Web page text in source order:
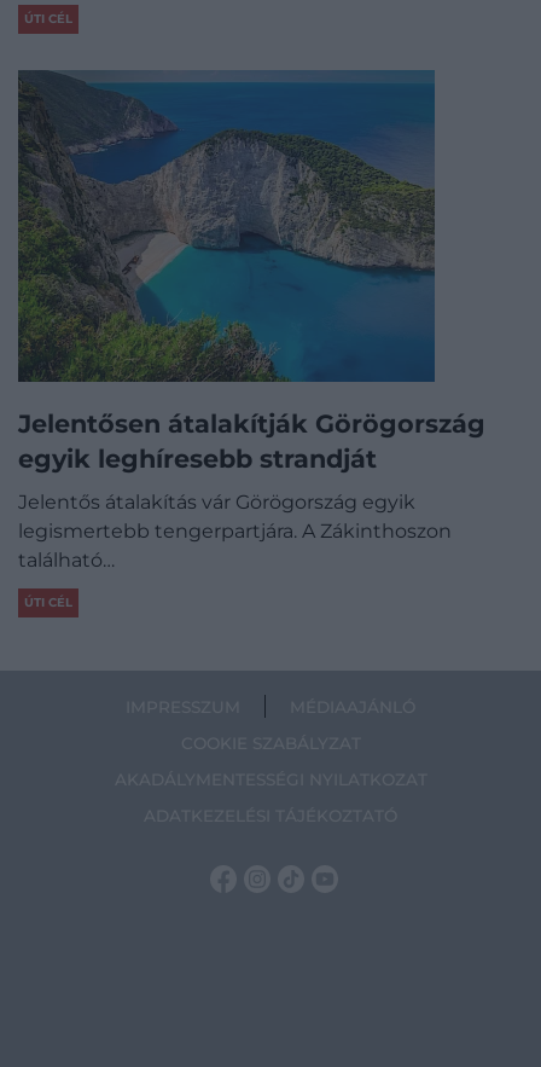
ÚTI CÉL
Jelentősen átalakítják Görögország
egyik leghíresebb strandját
Jelentős átalakítás vár Görögország egyik
legismertebb tengerpartjára. A Zákinthoszon
található…
ÚTI CÉL